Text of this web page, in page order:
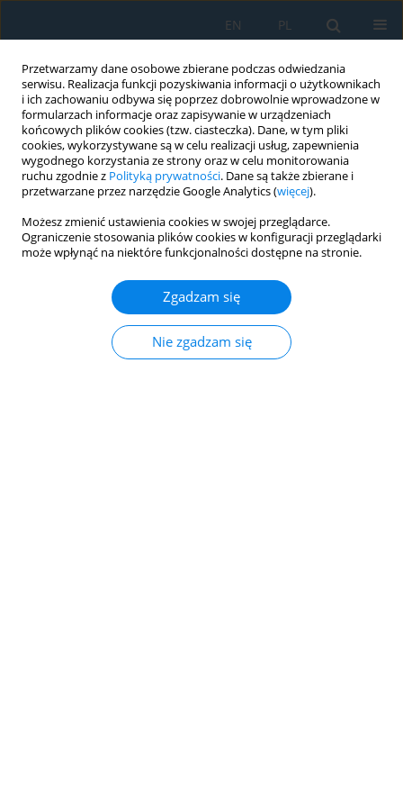
Przetwarzamy dane osobowe zbierane podczas odwiedzania
serwisu. Realizacja funkcji pozyskiwania informacji o użytkownikach
i ich zachowaniu odbywa się poprzez dobrowolnie wprowadzone w
formularzach informacje oraz zapisywanie w urządzeniach
końcowych plików cookies (tzw. ciasteczka). Dane, w tym pliki
cookies, wykorzystywane są w celu realizacji usług, zapewnienia
wygodnego korzystania ze strony oraz w celu monitorowania
ruchu zgodnie z Polityką prywatności. Dane są także zbierane i
przetwarzane przez narzędzie Google Analytics (więcej).
Możesz zmienić ustawienia cookies w swojej przeglądarce.
Ograniczenie stosowania plików cookies w konfiguracji przeglądarki
może wpłynąć na niektóre funkcjonalności dostępne na stronie.
Zgadzam się
Nie zgadzam się
PL
EN
Słowo kluczoweRDE
Assessment of the Environmental Costs of Rail
Buses in Poland Based on Research in Real
Operating Conditions
,Patryk Urbański
Adv. Sci. Technol. Res. J. 2024; 18(7):215-228
https://doi.org/10.12913/22998624/193458